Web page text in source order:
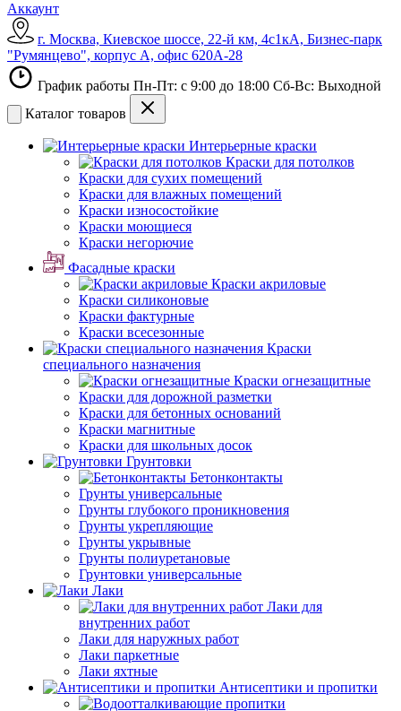
Аккаунт
г. Москва, Киевское шоссе, 22-й км, 4с1кА, Бизнес-парк
"Румянцево", корпус А, офис 620А-28
График работы Пн-Пт: с 9:00 до 18:00 Сб-Вс: Выходной
Каталог товаров
Интерьерные краски
Краски для потолков
Краски для сухих помещений
Краски для влажных помещений
Краски износостойкие
Краски моющиеся
Краски негорючие
Фасадные краски
Краски акриловые
Краски силиконовые
Краски фактурные
Краски всесезонные
Краски
специального назначения
Краски огнезащитные
Краски для дорожной разметки
Краски для бетонных оснований
Краски магнитные
Краски для школьных досок
Грунтовки
Бетонконтакты
Грунты универсальные
Грунты глубокого проникновения
Грунты укрепляющие
Грунты укрывные
Грунты полиуретановые
Грунтовки универсальные
Лаки
Лаки для
внутренних работ
Лаки для наружных работ
Лаки паркетные
Лаки яхтные
Антисептики и пропитки